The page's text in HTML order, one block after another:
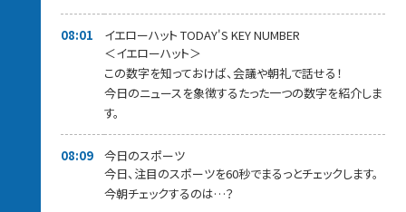
08:01
イエローハット TODAY'S KEY NUMBER
＜イエローハット＞
この数字を知っておけば、会議や朝礼で話せる！
今日のニュースを象徴するたった一つの数字を紹介しま
す。
08:09
今日のスポーツ
今日、注目のスポーツを60秒でまるっとチェックします。
今朝チェックするのは…？